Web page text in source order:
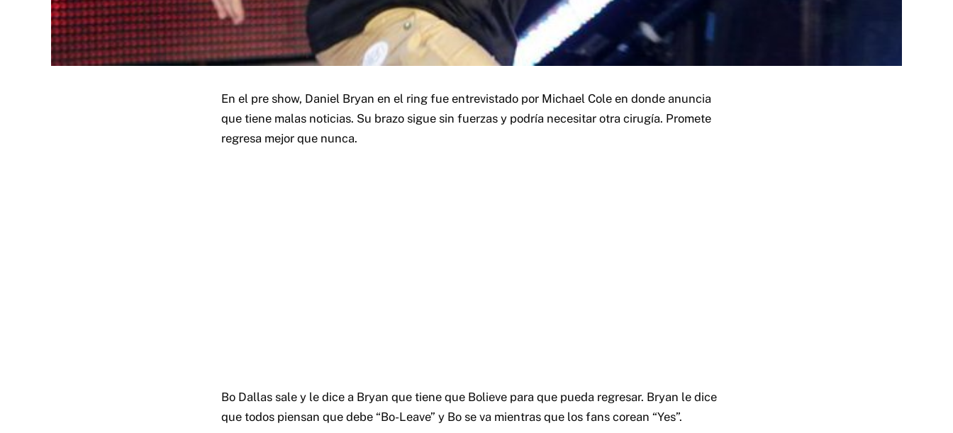
En el pre show, Daniel Bryan en el ring fue entrevistado por Michael Cole en donde anuncia
que tiene malas noticias. Su brazo sigue sin fuerzas y podría necesitar otra cirugía. Promete
regresa mejor que nunca.
Bo Dallas sale y le dice a Bryan que tiene que Bolieve para que pueda regresar. Bryan le dice
que todos piensan que debe “Bo-Leave” y Bo se va mientras que los fans corean “Yes”.